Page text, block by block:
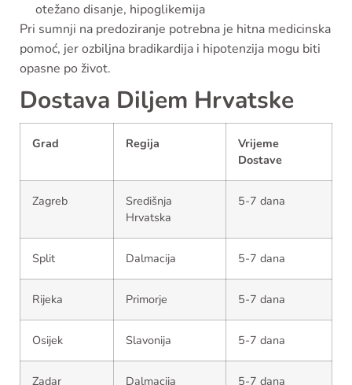
otežano disanje, hipoglikemija
Pri sumnji na predoziranje potrebna je hitna medicinska
pomoć, jer ozbiljna bradikardija i hipotenzija mogu biti
opasne po život.
Dostava Diljem Hrvatske
Grad Regija
Vrijeme
Dostave
Zagreb
Središnja
Hrvatska
5-7 dana
Split Dalmacija 5-7 dana
Rijeka Primorje 5-7 dana
Osijek Slavonija 5-7 dana
Zadar Dalmacija 5-7 dana